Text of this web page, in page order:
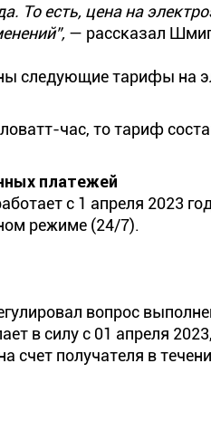
То есть, цена на
— рассказал
следующие тарифы на
час, то тариф
платежей
с 1 апреля 2023
режиме (24/7).
вопрос
в силу с 01 апреля
счет получателя в